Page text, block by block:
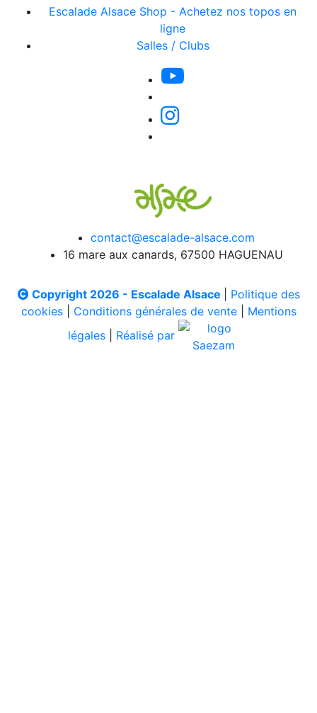
Escalade Alsace Shop - Achetez nos topos en
ligne
Salles / Clubs
contact@escalade-alsace.com
16 mare aux canards, 67500 HAGUENAU
Copyright 2026 - Escalade Alsace
Politique des
cookies| Conditions générales de vente| Mentions
légales
Réalisé par